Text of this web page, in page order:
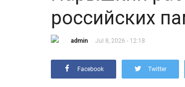
российских
admin Jul 8, 2026 - 12:18
Facebook Twitter